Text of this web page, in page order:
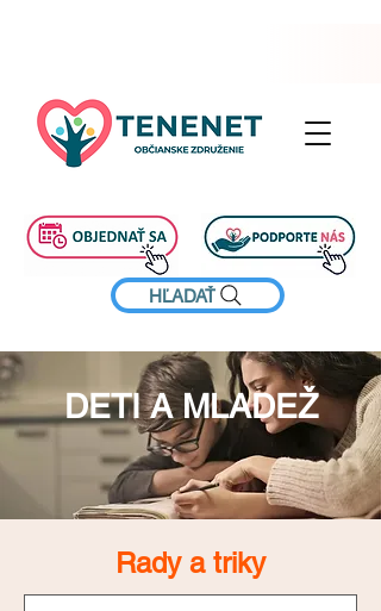
HĽADAŤ
DETI A MLADEŽ
Rady a triky